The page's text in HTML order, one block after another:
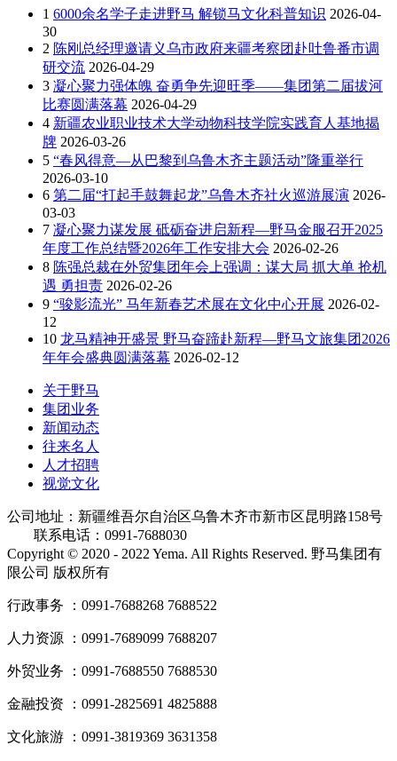
1 6000余名学子走进野马 解锁马文化科普知识 2026-04-
30
2 陈刚总经理邀请义乌市政府来疆考察团赴吐鲁番市调
研交流 2026-04-29
3 凝心聚力强体魄 奋勇争先迎旺季——集团第二届拔河
比赛圆满落幕 2026-04-29
4 新疆农业职业技术大学动物科技学院实践育人基地揭
牌 2026-03-26
5 “春风得意—从巴黎到乌鲁木齐主题活动”隆重举行
2026-03-10
6 第二届“打起手鼓舞起龙”乌鲁木齐社火巡游展演 2026-
03-03
7 凝心聚力谋发展 砥砺奋进启新程—野马金服召开2025
年度工作总结暨2026年工作安排大会 2026-02-26
8 陈强总裁在外贸集团年会上强调：谋大局 抓大单 抢机
遇 勇担责 2026-02-26
9 “骏影流光” 马年新春艺术展在文化中心开展 2026-02-
12
10 龙马精神开盛景 野马奋蹄赴新程—野马文旅集团2026
年年会盛典圆满落幕 2026-02-12
关于野马
集团业务
新闻动态
往来名人
人才招聘
视觉文化
公司地址：新疆维吾尔自治区乌鲁木齐市新市区昆明路158号
联系电话：0991-7688030
Copyright © 2020 - 2022 Yema. All Rights Reserved. 野马集团有
限公司 版权所有
行政事务 ：0991-7688268 7688522
人力资源 ：0991-7689099 7688207
外贸业务 ：0991-7688550 7688530
金融投资 ：0991-2825691 4825888
文化旅游 ：0991-3819369 3631358